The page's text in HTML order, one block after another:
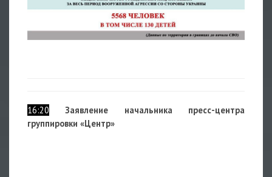
16:20
Заявление начальника пресс-центра
группировки «Центр»